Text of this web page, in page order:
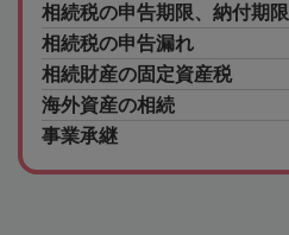
相続税の申告期限、納付期限
相続税の申告漏れ
相続財産の固定資産税
海外資産の相続
事業承継